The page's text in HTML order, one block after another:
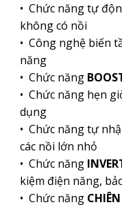
• Chức năng tự
không có nồi
• Công nghệ biến
năng
• Chức năng
• Chức năng hẹn
dụng
• Chức năng tự
các nồi lớn nhỏ
• Chức năng
kiệm điện năng,
• Chức năng